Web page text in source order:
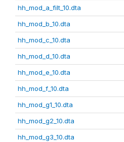
hh_mod_a_filt_10.dta
hh_mod_b_10.dta
hh_mod_c_10.dta
hh_mod_d_10.dta
hh_mod_e_10.dta
hh_mod_f_10.dta
hh_mod_g1_10.dta
hh_mod_g2_10.dta
hh_mod_g3_10.dta